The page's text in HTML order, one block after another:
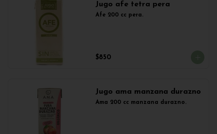
Jugo afe tetra pera
Afe 200 cc pera.
$850
Jugo ama manzana durazno
Ama 200 cc manzana durazno.